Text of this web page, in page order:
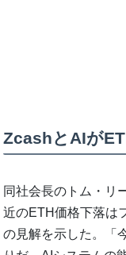
ZcashとAIが
同社会長のトム・リ
近のETH価格下落は
の見解を示した。「